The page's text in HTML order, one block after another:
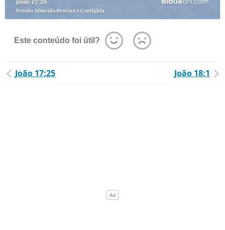
Este conteúdo foi útil?
João 17:25 João 18:1